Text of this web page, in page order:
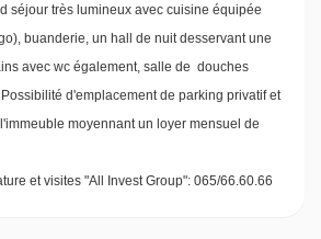
séjour très lumineux avec cuisine équipée
buanderie, un hall de nuit desservant une
avec wc également, salle de douches
d'emplacement de parking privatif et
moyennant un loyer mensuel de
et visites "All Invest Group": 065/66.60.66